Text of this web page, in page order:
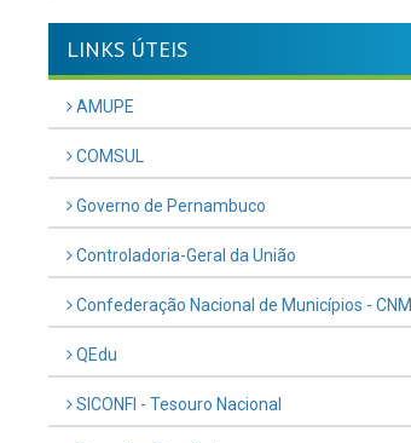
LINKS ÚTEIS
AMUPE
COMSUL
Governo de Pernambuco
Controladoria-Geral da União
Confederação Nacional de Municípios - CNM
QEdu
SICONFI - Tesouro Nacional